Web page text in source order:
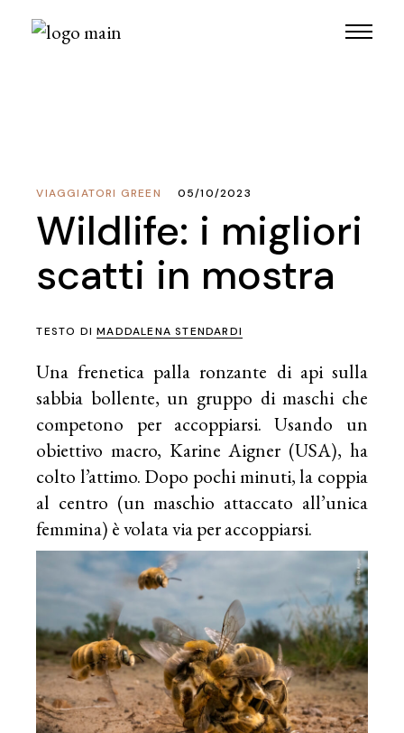
VIAGGIATORI GREEN 05/10/2023
Wildlife: i migliori
scatti in mostra
TESTO DIMADDALENA STENDARDI
Una frenetica palla ronzante di api sulla
sabbia bollente, un gruppo di maschi che
competono per accoppiarsi. Usando un
obiettivo macro, Karine Aigner (USA), ha
colto l’attimo. Dopo pochi minuti, la coppia
al centro (un maschio attaccato all’unica
femmina) è volata via per accoppiarsi.